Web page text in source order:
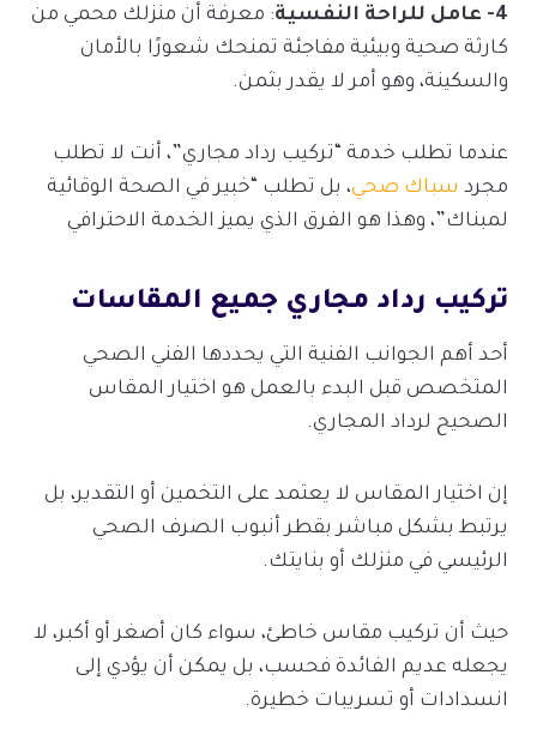
4- عامل للراحة النفسية
: معرفة أن منزلك محمي من
كارثة صحية وبيئية مفاجئة تمنحك شعورًا بالأمان
والسكينة، وهو أمر لا يقدر بثمن.
عندما تطلب خدمة “تركيب رداد مجاري”، أنت لا تطلب
مجرد سباك صحي، بل تطلب “خبير في الصحة الوقائية
لمبناك”، وهذا هو الفرق الذي يميز الخدمة الاحترافي
تركيب رداد مجاري جميع المقاسات
أحد أهم الجوانب الفنية التي يحددها الفني الصحي
المتخصص قبل البدء بالعمل هو اختيار المقاس
الصحيح لرداد المجاري.
إن اختيار المقاس لا يعتمد على التخمين أو التقدير، بل
يرتبط بشكل مباشر بقطر أنبوب الصرف الصحي
الرئيسي في منزلك أو بنايتك.
حيث أن تركيب مقاس خاطئ، سواء كان أصغر أو أكبر، لا
يجعله عديم الفائدة فحسب، بل يمكن أن يؤدي إلى
انسدادات أو تسريبات خطيرة.